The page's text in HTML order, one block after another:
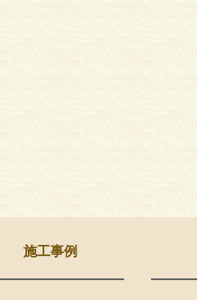
施工事例